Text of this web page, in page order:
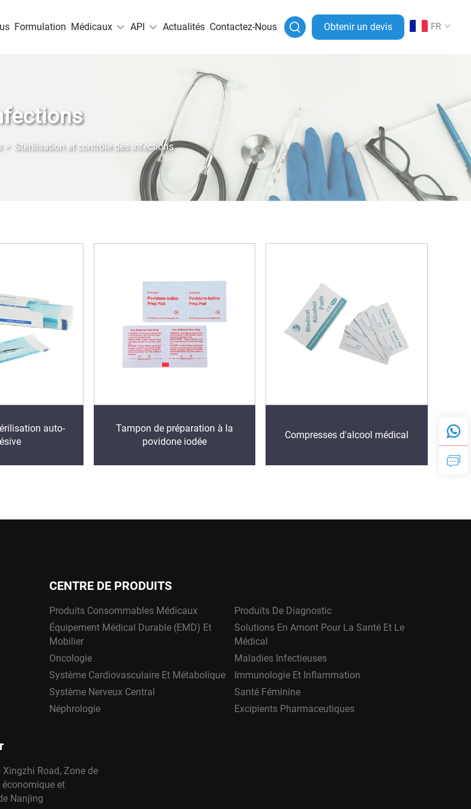
Formulation Médicaux API Actualités Contactez-Nous Obtenir un devis FR
> Stérilisation et contrôle des infections
auto-
Tampon de préparation à la
povidone iodée
Compresses d'alcool médical
CENTRE DE PRODUITS
Produits Consommables Médicaux
Produits De Diagnostic
Équipement Médical Durable (EMD) Et
Mobilier
Solutions En Amont Pour La Santé Et Le
Médical
Oncologie
Maladies Infectieuses
Système Cardiovasculaire Et Métabolique
Immunologie Et Inflammation
Système Nerveux Central
Santé Féminine
Néphrologie
Excipients Pharmaceutiques
Xingzhi Road, Zone de
et
Nanjing